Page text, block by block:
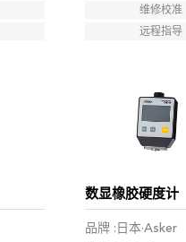
维修校准
远程指导
数显橡胶硬度计
品牌 :日本·Asker